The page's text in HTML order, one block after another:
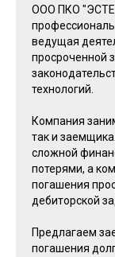
ООО ПКО
ведущая
просроченной
технологий.
Компания
так и
сложной
потерями, а
погашения
дебиторской
Предлагаем
погашения